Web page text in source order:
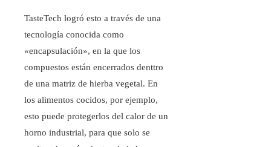
TasteTech logró esto a través de una
tecnología conocida como
«encapsulación», en la que los
compuestos están encerrados denttro
de una matriz de hierba vegetal. En
los alimentos cocidos, por ejemplo,
esto puede protegerlos del calor de un
horno industrial, para que solo se